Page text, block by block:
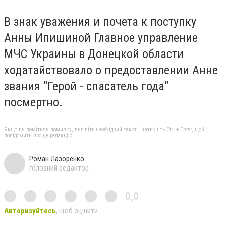
В знак уважения и почета к поступку
Анны Ипишиной Главное управление
МЧС Украины в Донецкой области
ходатайствовало о предоставлении Анне
звания "Герой - спасатель года"
посмертно.
Якщо ви помітили помилку, виділіть необхідний текст і натисніть Ctrl + Enter, щоб
повідомити про це редакцію
Роман Лазоренко
головний редактор
0,0
Авторизуйтесь, щоб оцінити